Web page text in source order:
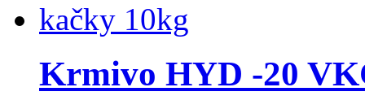
Krmivo HYD -20